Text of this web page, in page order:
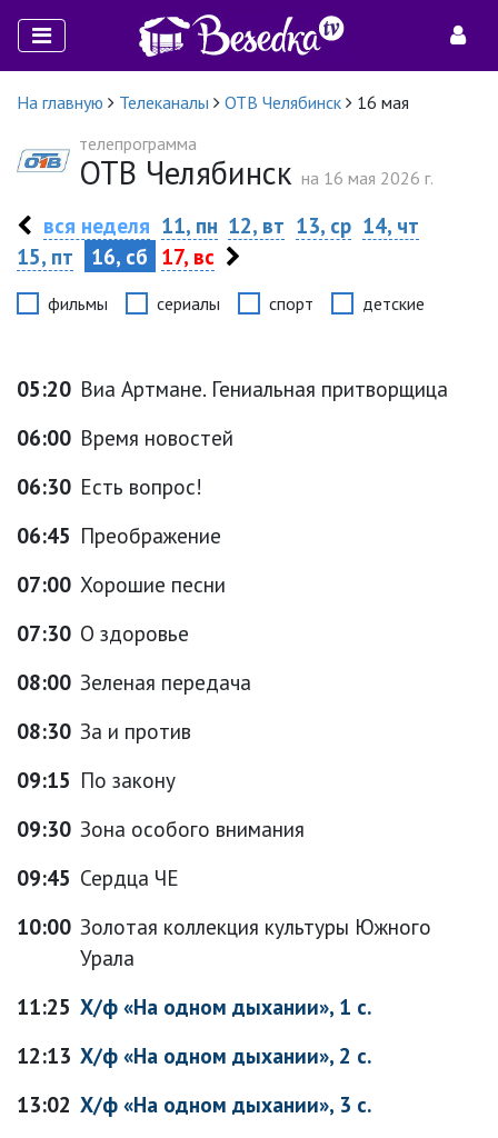
На главную Телеканалы ОТВ Челябинск
16 мая
телепрограмма
ОТВ Челябинск на 16 мая 2026 г.
вся неделя 11, пн 12, вт 13, ср 14, чт
15, пт
16, сб 17, вс
фильмы сериалы спорт детские
05:20 Виа Артмане. Гениальная притворщица
06:00 Время новостей
06:30 Есть вопрос!
06:45 Преображение
07:00 Хорошие песни
07:30 О здоровье
08:00 Зеленая передача
08:30 За и против
09:15 По закону
09:30 Зона особого внимания
09:45 Сердца ЧЕ
10:00 Золотая коллекция культуры Южного
Урала
11:25 Х/ф «На одном дыхании», 1 с.
12:13 Х/ф «На одном дыхании», 2 с.
13:02 Х/ф «На одном дыхании», 3 с.